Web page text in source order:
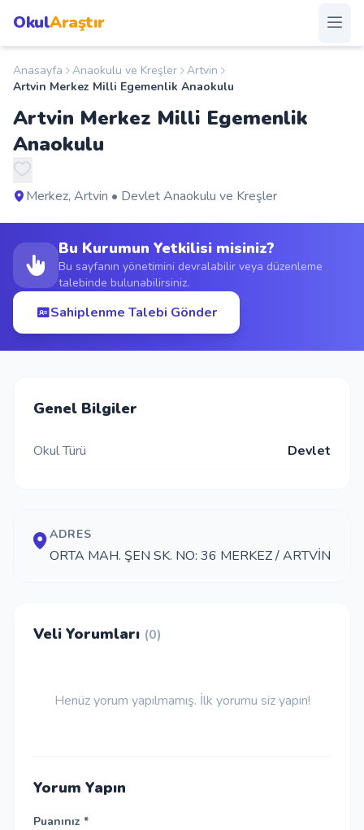
OkulAraştır
Anasayfa
Okullar
Şehirler
Duyurular
S.S.S.
Blog
Okul Ekle
Anasayfa Anaokulu ve Kreşler
Artvin
Artvin Merkez Milli Egemenlik Anaokulu
Artvin Merkez Milli Egemenlik
Anaokulu
Merkez, Artvin • Devlet Anaokulu ve Kreşler
Bu Kurumun Yetkilisi misiniz?
Bu sayfanın yönetimini devralabilir veya düzenleme
talebinde bulunabilirsiniz.
Sahiplenme Talebi Gönder
Genel Bilgiler
Okul Türü Devlet
ADRES
ORTA MAH. ŞEN SK. NO: 36 MERKEZ / ARTVİN
Veli Yorumları (0)
Henüz yorum yapılmamış. İlk yorumu siz yapın!
Yorum Yapın
Puanınız *